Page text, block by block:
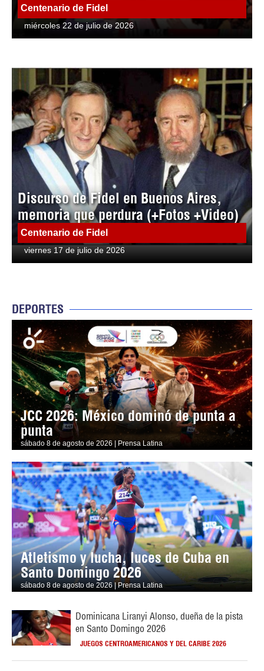
Centenario de Fidel
miércoles 22 de julio de 2026
Discurso de Fidel en Buenos Aires,
memoria que perdura (+Fotos +Video)
Centenario de Fidel
viernes 17 de julio de 2026
DEPORTES
JCC 2026: México dominó de punta a
punta
sábado 8 de agosto de 2026 | Prensa Latina
Atletismo y lucha, luces de Cuba en
Santo Domingo 2026
sábado 8 de agosto de 2026 | Prensa Latina
Dominicana Liranyi Alonso, dueña de la pista
en Santo Domingo 2026
JUEGOS CENTROAMERICANOS Y DEL CARIBE 2026